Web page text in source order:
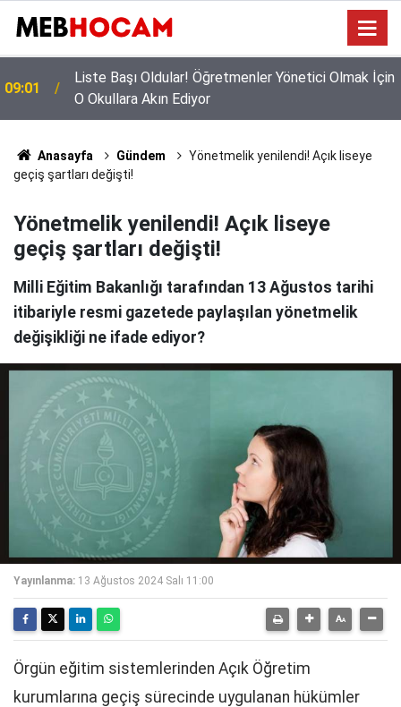
23:02
Mazeret Tayini Yapan Öğretmenler Dikkkat: Bu
Onayı Almayanların Tercihi İptal Olacak!
Anasayfa Gündem
Yönetmelik yenilendi! Açık liseye
geçiş şartları değişti!
Yönetmelik yenilendi! Açık liseye
geçiş şartları değişti!
Milli Eğitim Bakanlığı tarafından 13 Ağustos tarihi
itibariyle resmi gazetede paylaşılan yönetmelik
değişikliği ne ifade ediyor?
Yayınlanma: 13 Ağustos 2024 Salı 11:00
Örgün eğitim sistemlerinden Açık Öğretim
kurumlarına geçiş sürecinde uygulanan hükümler